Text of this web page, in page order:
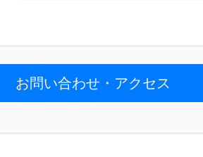
お問い合わせ・アクセス